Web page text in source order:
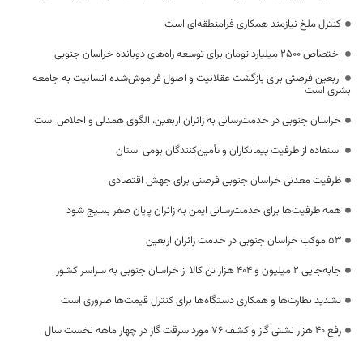
کنترل ملخ نیازمند همکاری فرامنطقه‌ای است
اختصاص 2500 میلیارد تومان برای توسعه راه‌های دوبانده خراسان جنوبی
اربعین فرصتی برای بازگشت عقلانیت و اصول فراموش‌شده انسانیت به جامعه
بشری است
خراسان جنوبی در خدمت‌رسانی به زائران اربعین، الگوی همدلی و اخلاص است
استفاده از ظرفیت پیمانکاران و تأمین‌کنندگان بومی استان
ظرفیت معدنی خراسان جنوبی فرصتی برای جهش اقتصادی
همه ظرفیت‌ها برای خدمت‌رسانی ایمن به زائران پایان صفر بسیج شود
53 موکب خراسان جنوبی در خدمت زائران اربعین
جابه‌جایی 2 میلیون و 404 هزار تن کالا از خراسان جنوبی به سراسر کشور
تشدید نظارت‌ها و همکاری دستگاه‌ها برای کنترل قیمت‌ها ضروری است
رفع 40 هزار نشتی گاز و کشف 76 مورد سرقت گاز در چهار ماهه نخست سال